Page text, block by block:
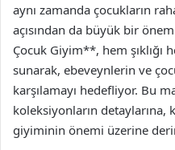
aynı zamanda çocukların
açısından da büyük bir
Çocuk Giyim**, hem şıklığı
sunarak, ebeveynlerin ve
karşılamayı hedefliyor. Bu
koleksiyonların detaylarına,
giyiminin önemi üzerine